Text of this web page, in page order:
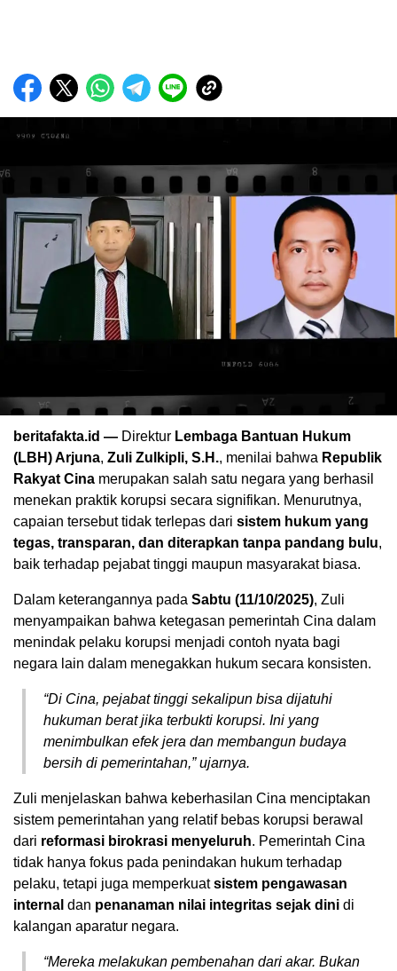
beritafakta.id — Direktur Lembaga Bantuan Hukum
(LBH) Arjuna, Zuli Zulkipli, S.H., menilai bahwa Republik
Rakyat Cina merupakan salah satu negara yang berhasil
menekan praktik korupsi secara signifikan. Menurutnya,
capaian tersebut tidak terlepas dari sistem hukum yang
tegas, transparan, dan diterapkan tanpa pandang bulu,
baik terhadap pejabat tinggi maupun masyarakat biasa.
Dalam keterangannya pada Sabtu (11/10/2025), Zuli
menyampaikan bahwa ketegasan pemerintah Cina dalam
menindak pelaku korupsi menjadi contoh nyata bagi
negara lain dalam menegakkan hukum secara konsisten.
“Di Cina, pejabat tinggi sekalipun bisa dijatuhi
hukuman berat jika terbukti korupsi. Ini yang
menimbulkan efek jera dan membangun budaya
bersih di pemerintahan,” ujarnya.
Zuli menjelaskan bahwa keberhasilan Cina menciptakan
sistem pemerintahan yang relatif bebas korupsi berawal
dari reformasi birokrasi menyeluruh. Pemerintah Cina
tidak hanya fokus pada penindakan hukum terhadap
pelaku, tetapi juga memperkuatsistem pengawasan
internal dan penanaman nilai integritas sejak dini di
kalangan aparatur negara.
“Mereka melakukan pembenahan dari akar. Bukan